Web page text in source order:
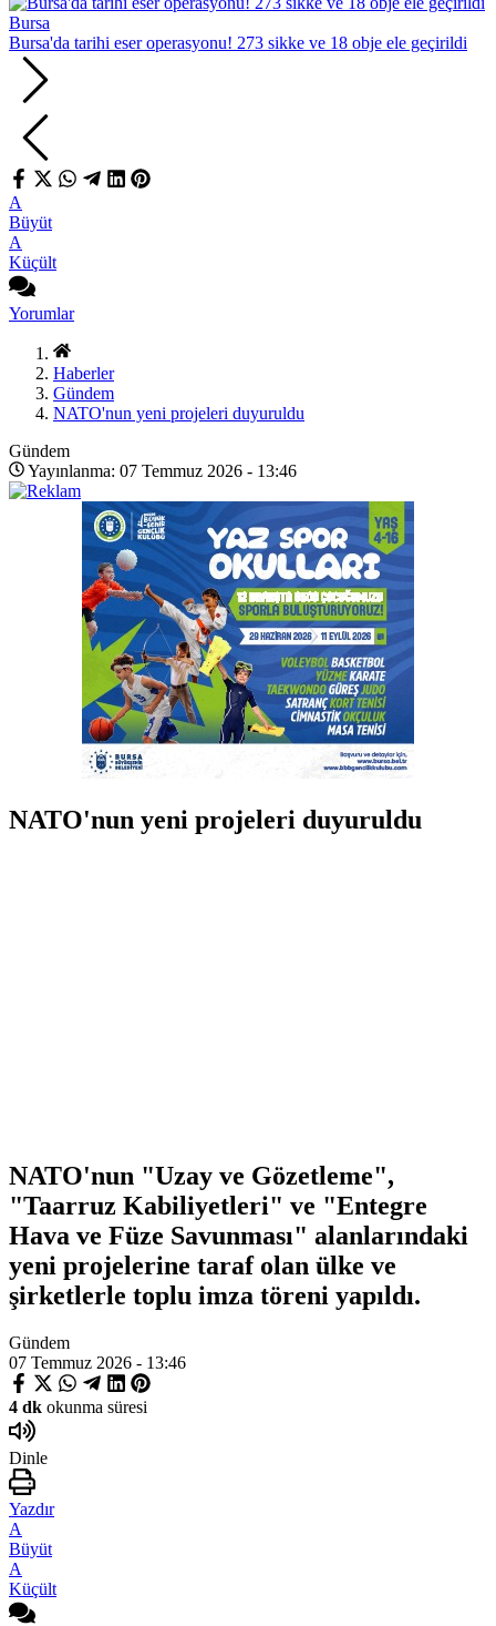
Bursa
Bursa'da tarihi eser operasyonu! 273 sikke ve 18 obje ele geçirildi
A
Büyüt
A
Küçült
Yorumlar
Haberler
Gündem
NATO'nun yeni projeleri duyuruldu
Gündem
Yayınlanma: 07 Temmuz 2026 - 13:46
NATO'nun yeni projeleri duyuruldu
NATO'nun "Uzay ve Gözetleme",
"Taarruz Kabiliyetleri" ve "Entegre
Hava ve Füze Savunması" alanlarındaki
yeni projelerine taraf olan ülke ve
şirketlerle toplu imza töreni yapıldı.
Gündem
07 Temmuz 2026 - 13:46
4 dk okunma süresi
Dinle
Yazdır
A
Büyüt
A
Küçült